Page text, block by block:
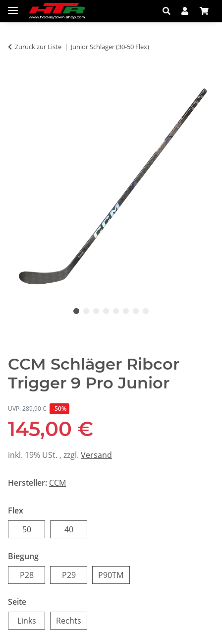
Zurück zur Liste Junior Schläger (30-50 Flex)
CCM Schläger Ribcor
Trigger 9 Pro Junior
UVP: 289,90 € -50%
145,00 €
inkl. 19% USt. , zzgl. Versand
Hersteller: CCM
Flex
5050 4040
Biegung
P28P28 P29P29 P90TM
Seite
LinksLinks Rechts